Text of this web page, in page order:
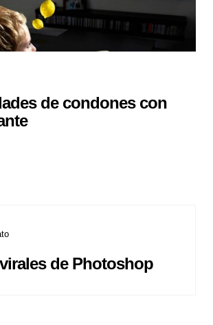
de condones con
de Photoshop